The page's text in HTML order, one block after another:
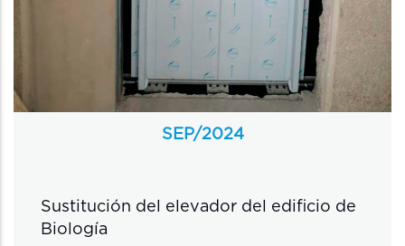
SEP/2024
Sustitución del elevador del edificio de
Biología